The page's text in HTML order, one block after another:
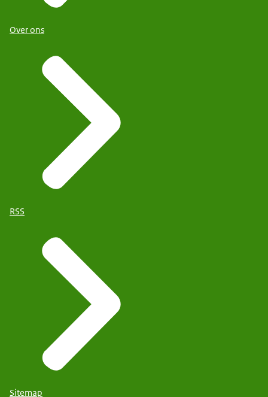
Over ons
RSS
Sitemap